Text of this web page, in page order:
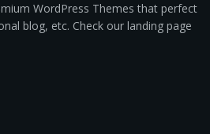
WordPress Themes that perfect
blog, etc. Check our landing page